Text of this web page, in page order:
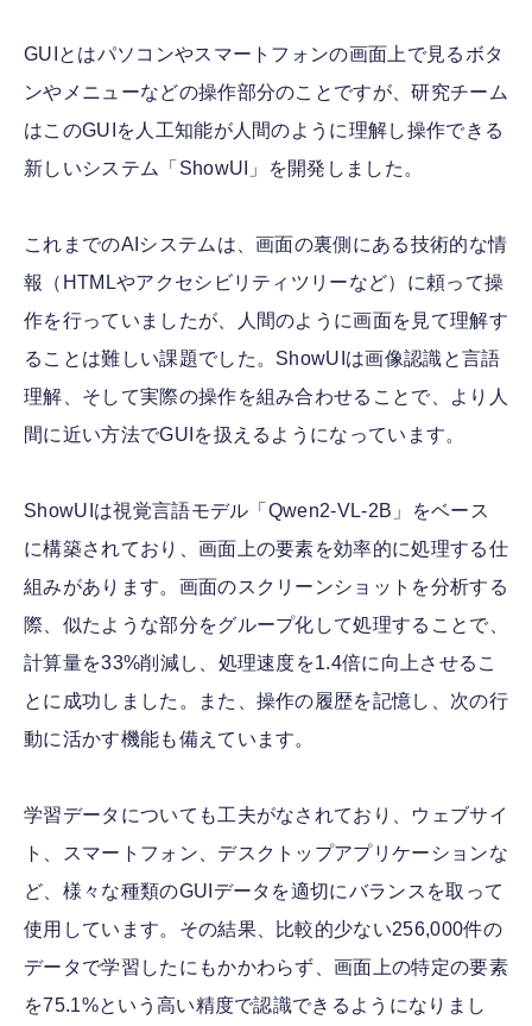
GUIとはパソコンやスマートフォンの画面上で見るボタ
ンやメニューなどの操作部分のことですが、研究チーム
はこのGUIを人工知能が人間のように理解し操作できる
新しいシステム「ShowUI」を開発しました。
これまでのAIシステムは、画面の裏側にある技術的な情
報（HTMLやアクセシビリティツリーなど）に頼って操
作を行っていましたが、人間のように画面を見て理解す
ることは難しい課題でした。ShowUIは画像認識と言語
理解、そして実際の操作を組み合わせることで、より人
間に近い方法でGUIを扱えるようになっています。
ShowUIは視覚言語モデル「Qwen2-VL-2B」をベース
に構築されており、画面上の要素を効率的に処理する仕
組みがあります。画面のスクリーンショットを分析する
際、似たような部分をグループ化して処理することで、
計算量を33%削減し、処理速度を1.4倍に向上させるこ
とに成功しました。また、操作の履歴を記憶し、次の行
動に活かす機能も備えています。
学習データについても工夫がなされており、ウェブサイ
ト、スマートフォン、デスクトップアプリケーションな
ど、様々な種類のGUIデータを適切にバランスを取って
使用しています。その結果、比較的少ない256,000件の
データで学習したにもかかわらず、画面上の特定の要素
を75.1%という高い精度で認識できるようになりまし